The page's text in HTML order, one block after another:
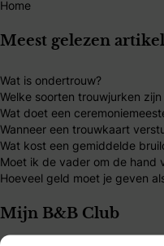
Home
Meest gelezen
Wat is ondertrouw?
Welke soorten trouwjurken zijn
Wat doet een
Wanneer een trouwkaart
Wat kost een gemiddelde
Moet ik de vader om de hand
Hoeveel geld moet je geven
Mijn B&B Club